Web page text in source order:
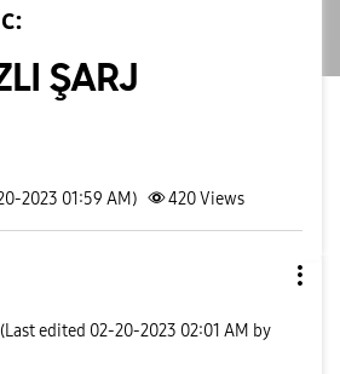
ŞARJ
2023 01:59 AM) 420Views
(Last edited ‎02-20-2023 02:01 AM by